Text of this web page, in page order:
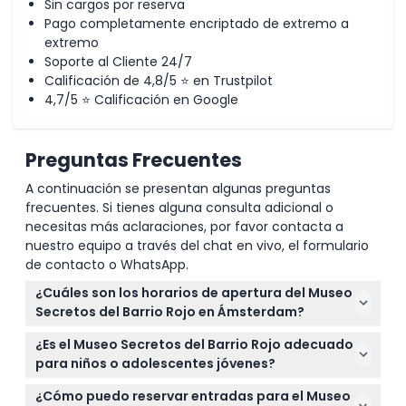
Sin cargos por reserva
Pago completamente encriptado de extremo a
extremo
Soporte al Cliente 24/7
Calificación de 4,8/5 ⭐ en Trustpilot
4,7/5 ⭐ Calificación en Google
Preguntas Frecuentes
A continuación se presentan algunas preguntas
frecuentes. Si tienes alguna consulta adicional o
necesitas más aclaraciones, por favor contacta a
nuestro equipo a través del chat en vivo, el formulario
de contacto o WhatsApp.
¿Cuáles son los horarios de apertura del Museo
Secretos del Barrio Rojo en Ámsterdam?
El museo está abierto todos los días de 11:00 a. m. a
1:00 a. m., con la última admisión a las 12:00 a. m.
(sujeto a cambios; por favor confirme al momento
de la reserva).
¿Es el Museo Secretos del Barrio Rojo adecuado
para niños o adolescentes jóvenes?
Los visitantes deben tener al menos 16 años para
¿Cómo puedo reservar entradas para el Museo